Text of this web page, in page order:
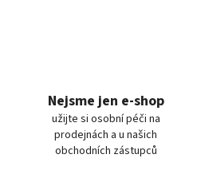
Nejsme jen e-shop
užijte si osobní péči na
prodejnách a u našich
obchodních zástupců